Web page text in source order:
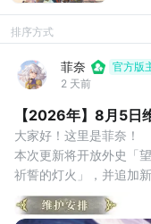
排序方式
菲奈
官方版
2 天前
【2026年】8月5日
大家好！这里是菲奈！
本次更新将开放外史「
祈誓的灯火」，并追加
我们将在8月5日对游戏
【维护时间】